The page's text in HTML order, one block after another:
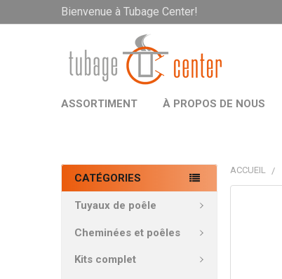
Bienvenue à Tubage Center!
ASSORTIMENT À PROPOS DE NOUS
CATÉGORIES
Tuyaux de poêle
Cheminées et poêles
Kits complet
ACCUEIL